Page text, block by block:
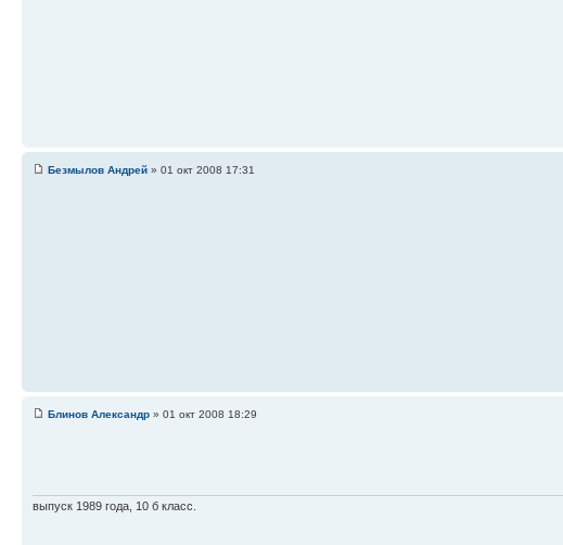
Безмылов Андрей » 01 окт 2008 17:31
Блинов Александр » 01 окт 2008 18:29
выпуск 1989 года, 10 б класс.